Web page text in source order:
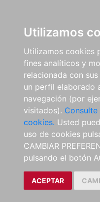
Utilizamos
Utilizamos cookies
fines analíticos y
relacionada con
un perfil elaborado
navegación (por
visitados).
cookies. Usted
uso de cookies
CAMBIAR
pulsando el botón
ACEPTAR